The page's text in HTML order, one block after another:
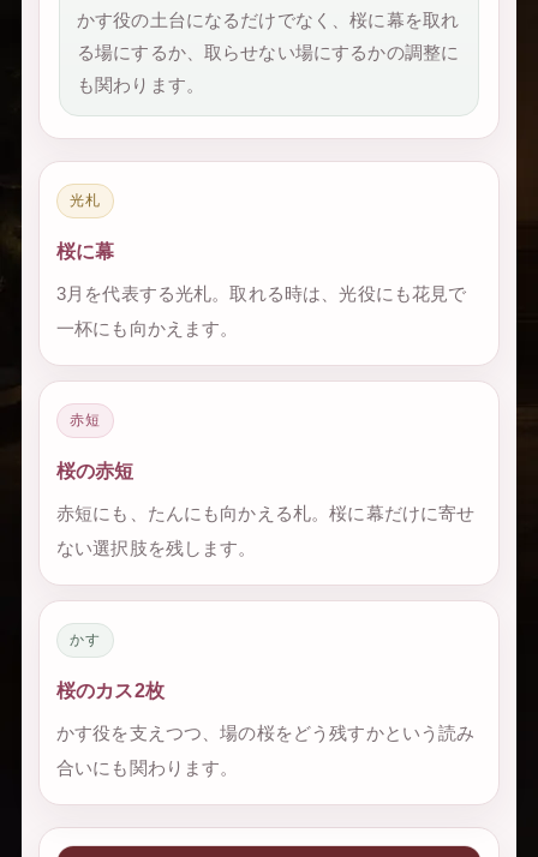
かす役の土台になるだけでなく、桜に幕を取れ
る場にするか、取らせない場にするかの調整に
も関わります。
光札
桜に幕
3月を代表する光札。取れる時は、光役にも花見で
一杯にも向かえます。
赤短
桜の赤短
赤短にも、たんにも向かえる札。桜に幕だけに寄せ
ない選択肢を残します。
かす
桜のカス2枚
かす役を支えつつ、場の桜をどう残すかという読み
合いにも関わります。